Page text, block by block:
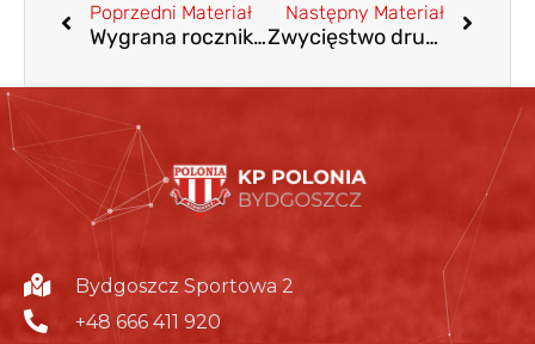
Poprzedni Materiał
Wygrana rocznika 2014 w Lidze Młodzika
Następny Materiał
Zwycięstwo drugiego zespołu Juniora B1
Bydgoszcz Sportowa 2
+48 666 411 920